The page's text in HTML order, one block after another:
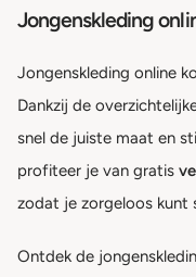
Jongenskleding
Jongenskleding online
Dankzij de
snel de juiste maat en
profiteer je van gratis
zodat je zorgeloos kunt
Ontdek de